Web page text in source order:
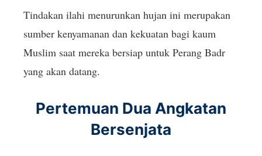
Tindakan ilahi menurunkan hujan ini merupakan
sumber kenyamanan dan kekuatan bagi kaum
Muslim saat mereka bersiap untuk Perang Badr
yang akan datang.
Pertemuan Dua Angkatan
Bersenjata